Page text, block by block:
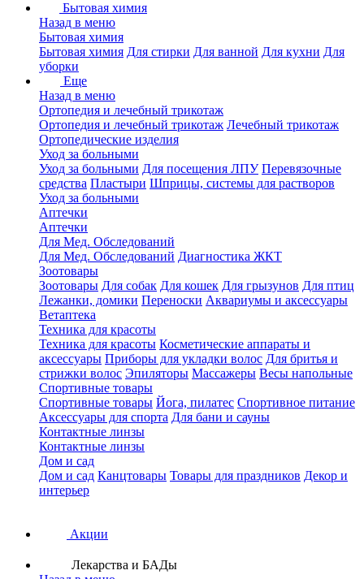
Бытовая химия
Назад в меню
Бытовая химия
Бытовая химия Для стирки Для ванной Для кухни Для
уборки
Еще
Назад в меню
Ортопедия и лечебный трикотаж
Ортопедия и лечебный трикотаж Лечебный трикотаж
Ортопедические изделия
Уход за больными
Уход за больными Для посещения ЛПУ Перевязочные
средства Пластыри Шприцы, системы для растворов
Уход за больными
Аптечки
Аптечки
Для Мед. Обследований
Для Мед. Обследований Диагностика ЖКТ
Зоотовары
Зоотовары Для собак Для кошек Для грызунов Для птиц
Лежанки, домики Переноски Аквариумы и аксессуары
Ветаптека
Техника для красоты
Техника для красоты Косметические аппараты и
аксессуары Приборы для укладки волос Для бритья и
стрижки волос Эпиляторы Массажеры Весы напольные
Спортивные товары
Спортивные товары Йога, пилатес Спортивное питание
Аксессуары для спорта Для бани и сауны
Контактные линзы
Контактные линзы
Дом и сад
Дом и сад Канцтовары Товары для праздников Декор и
интерьер
Акции
Лекарства и БАДы